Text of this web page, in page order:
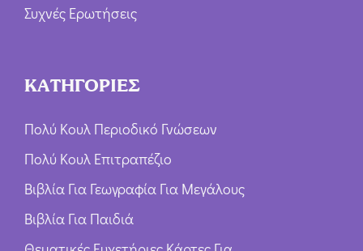
Συχνές Ερωτήσεις
ΚΑΤΗΓΟΡΙΕΣ
Πολύ Κουλ Περιοδικό Γνώσεων
Πολύ Κουλ Επιτραπέζιο
Βιβλία Για Γεωγραφία Για Μεγάλους
Βιβλία Για Παιδιά